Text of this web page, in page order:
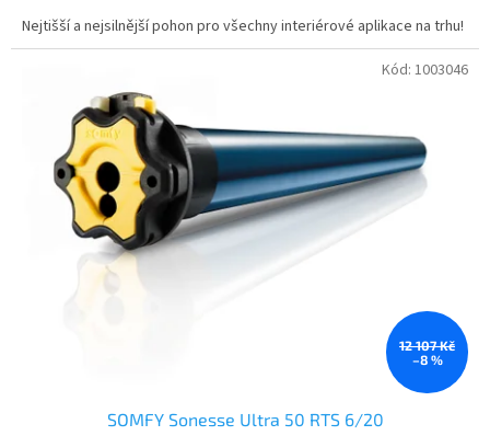
Nejtišší a nejsilnější pohon pro všechny interiérové aplikace na trhu!
12 107 Kč
–8 %
SOMFY Sonesse Ultra 50 RTS 6/20
Kód: 1003046